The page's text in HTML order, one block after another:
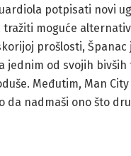
potpisati novi
moguće
prošlosti, Španac
jednim od svojih bivših
Međutim, Man
da nadmaši ono što